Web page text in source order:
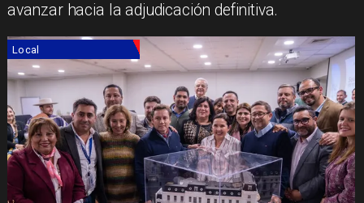
avanzar hacia la adjudicación definitiva.
Local